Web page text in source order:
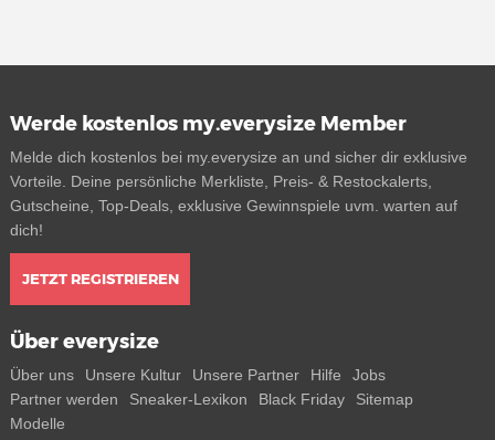
Werde kostenlos my.everysize Member
Melde dich kostenlos bei my.everysize an und sicher dir exklusive
Vorteile. Deine persönliche Merkliste, Preis- & Restockalerts,
Gutscheine, Top-Deals, exklusive Gewinnspiele uvm. warten auf
dich!
JETZT REGISTRIEREN
Über everysize
Über uns Unsere Kultur Unsere Partner Hilfe
Jobs
Partner werden
Sneaker-Lexikon Black Friday
Sitemap
Modelle